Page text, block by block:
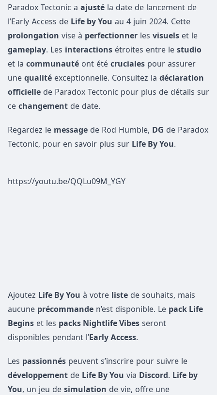
Paradox Tectonic a ajusté la date de lancement de
l’Early Access de Life by You au 4 juin 2024. Cette
prolongation vise à perfectionner les visuels et le
gameplay. Les interactions étroites entre le studio
et la communauté ont été cruciales pour assurer
une qualité exceptionnelle. Consultez la déclaration
officielle de Paradox Tectonic pour plus de détails sur
ce changement de date.
Regardez le message de Rod Humble, DG de Paradox
Tectonic, pour en savoir plus sur Life By You.
https://youtu.be/QQLu09M_YGY
Ajoutez Life By You à votre liste de souhaits, mais
aucune précommande n’est disponible. Le pack Life
Begins et les packs Nightlife Vibes seront
disponibles pendant l’Early Access.
Les passionnés peuvent s’inscrire pour suivre le
développement de Life By You via Discord. Life by
You, un jeu de simulation de vie, offre une